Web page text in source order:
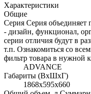
Характеристики
Общие
Серия Серия
- дизайн, функционал,
серии отличия будут в
т.п. Ознакомиться со
фильтр товара в нужной
ADVANCE
Габариты (ВхШхГ)
1868х595х660